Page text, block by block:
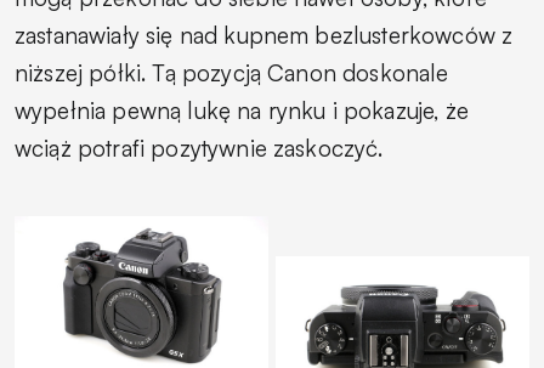
zastanawiały się nad kupnem bezlusterkowców z
niższej półki. Tą pozycją Canon doskonale
wypełnia pewną lukę na rynku i pokazuje, że
wciąż potrafi pozytywnie zaskoczyć.